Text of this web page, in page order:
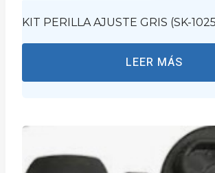
KIT PERILLA AJUSTE GRIS (SK-
LEER MÁS